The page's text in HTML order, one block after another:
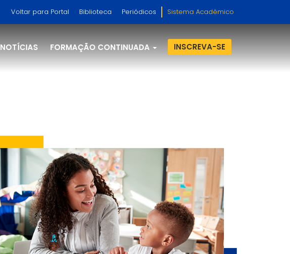
Voltar para Portal Biblioteca Periódicos Sistema Acadêmico
NOTÍCIAS FORMAÇÃO CONTINUADA INSCREVA-SE